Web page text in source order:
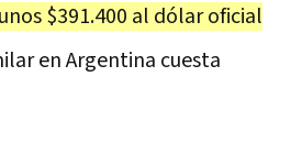
$391.400 al dólar oficial
en Argentina cuesta